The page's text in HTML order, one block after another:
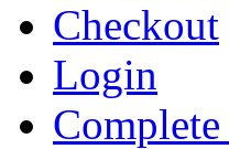
Checkout
Login